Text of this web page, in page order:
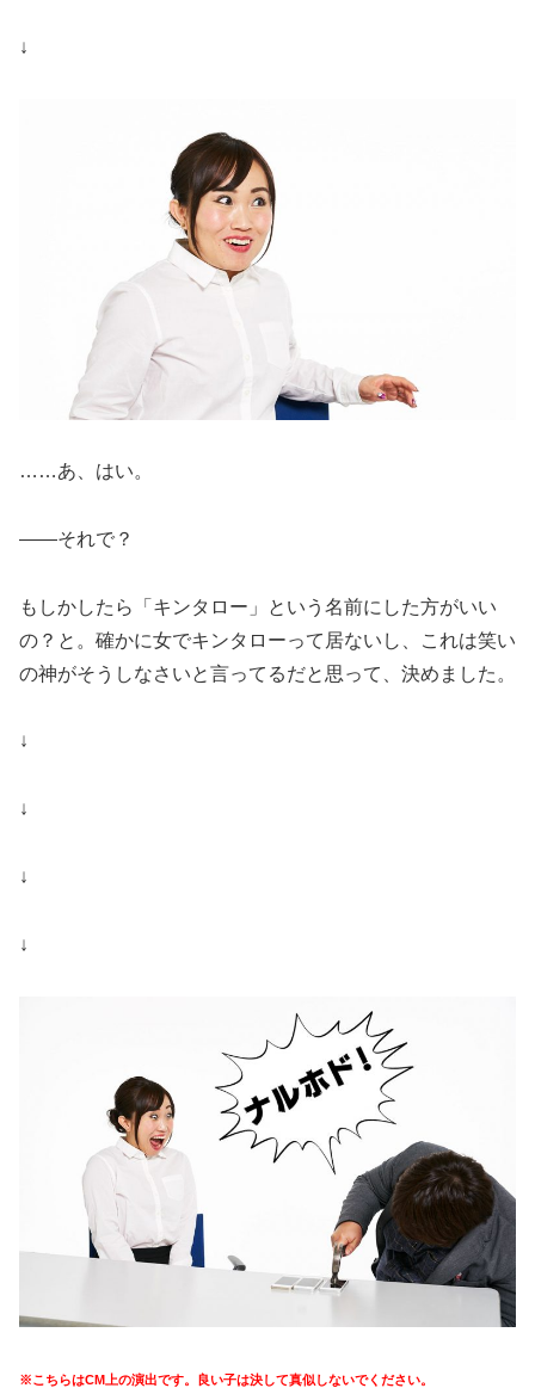
↓
……あ、はい。
――それで？
もしかしたら「キンタロー」という名前にした方がいい
の？と。確かに女でキンタローって居ないし、これは笑い
の神がそうしなさいと言ってるだと思って、決めました。
↓
↓
↓
↓
※こちらはCM上の演出です。良い子は決して真似しないでください。